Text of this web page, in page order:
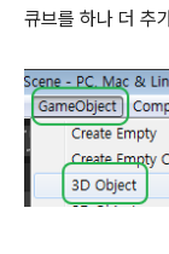
큐브를 하나 더 추